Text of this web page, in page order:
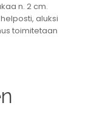
n. 2 cm.
aluksi
toimitetaan